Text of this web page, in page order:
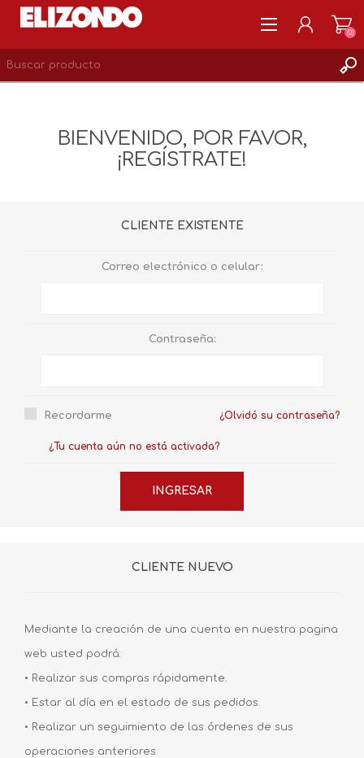
LISTA DE DESEOS 0
(0)
BIENVENIDO, POR FAVOR,
¡REGÍSTRATE!
CLIENTE EXISTENTE
Correo electrónico o celular:
Contraseña:
Recordarme ¿Olvidó su contraseña?
¿Tu cuenta aún no está activada?
CLIENTE NUEVO
Mediante la creación de una cuenta en nuestra pagina
web usted podrá:
• Realizar sus compras rápidamente.
• Estar al día en el estado de sus pedidos.
• Realizar un seguimiento de las órdenes de sus
operaciones anteriores.